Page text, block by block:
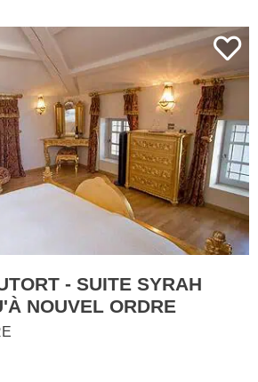
- SUITE SYRAH
NOUVEL ORDRE